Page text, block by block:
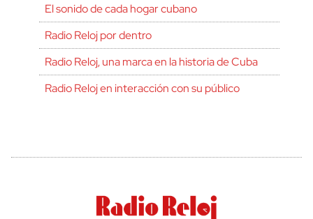
El sonido de cada hogar cubano
Radio Reloj por dentro
Radio Reloj, una marca en la historia de Cuba
Radio Reloj en interacción con su público